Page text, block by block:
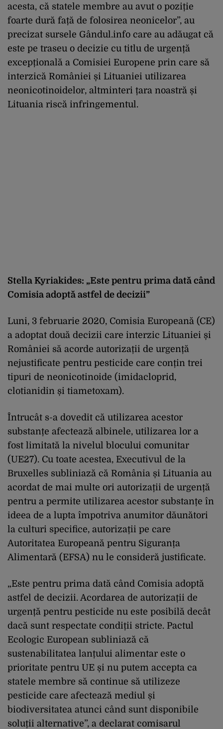
acesta, că statele membre au avut o poziție
foarte dură față de folosirea neonicelor”, au
precizat sursele Gândul.info care au adăugat că
este pe traseu o decizie cu titlu de urgență
excepțională a Comisiei Europene prin care să
interzică României și Lituaniei utilizarea
neonicotinoidelor, altminteri țara noastră și
Lituania riscă infringementul.
Stella Kyriakides: „Este pentru prima dată când
Comisia adoptă astfel de decizii”
Luni, 3 februarie 2020, Comisia Europeană (CE)
a adoptat două decizii care interzic Lituaniei și
României să acorde autorizații de urgență
nejustificate pentru pesticide care conțin trei
tipuri de neonicotinoide (imidacloprid,
clotianidin și tiametoxam).
Întrucât s-a dovedit că utilizarea acestor
substanțe afectează albinele, utilizarea lor a
fost limitată la nivelul blocului comunitar
(UE27). Cu toate acestea, Executivul de la
Bruxelles subliniază că România și Lituania au
acordat de mai multe ori autorizații de urgență
pentru a permite utilizarea acestor substanțe în
ideea de a lupta împotriva anumitor dăunători
la culturi specifice, autorizații pe care
Autoritatea Europeană pentru Siguranța
Alimentară (EFSA) nu le consideră justificate.
„Este pentru prima dată când Comisia adoptă
astfel de decizii. Acordarea de autorizații de
urgență pentru pesticide nu este posibilă decât
dacă sunt respectate condiții stricte. Pactul
Ecologic European subliniază că
sustenabilitatea lanțului alimentar este o
prioritate pentru UE și nu putem accepta ca
statele membre să continue să utilizeze
pesticide care afectează mediul și
biodiversitatea atunci când sunt disponibile
soluții alternative”, a declarat comisarul